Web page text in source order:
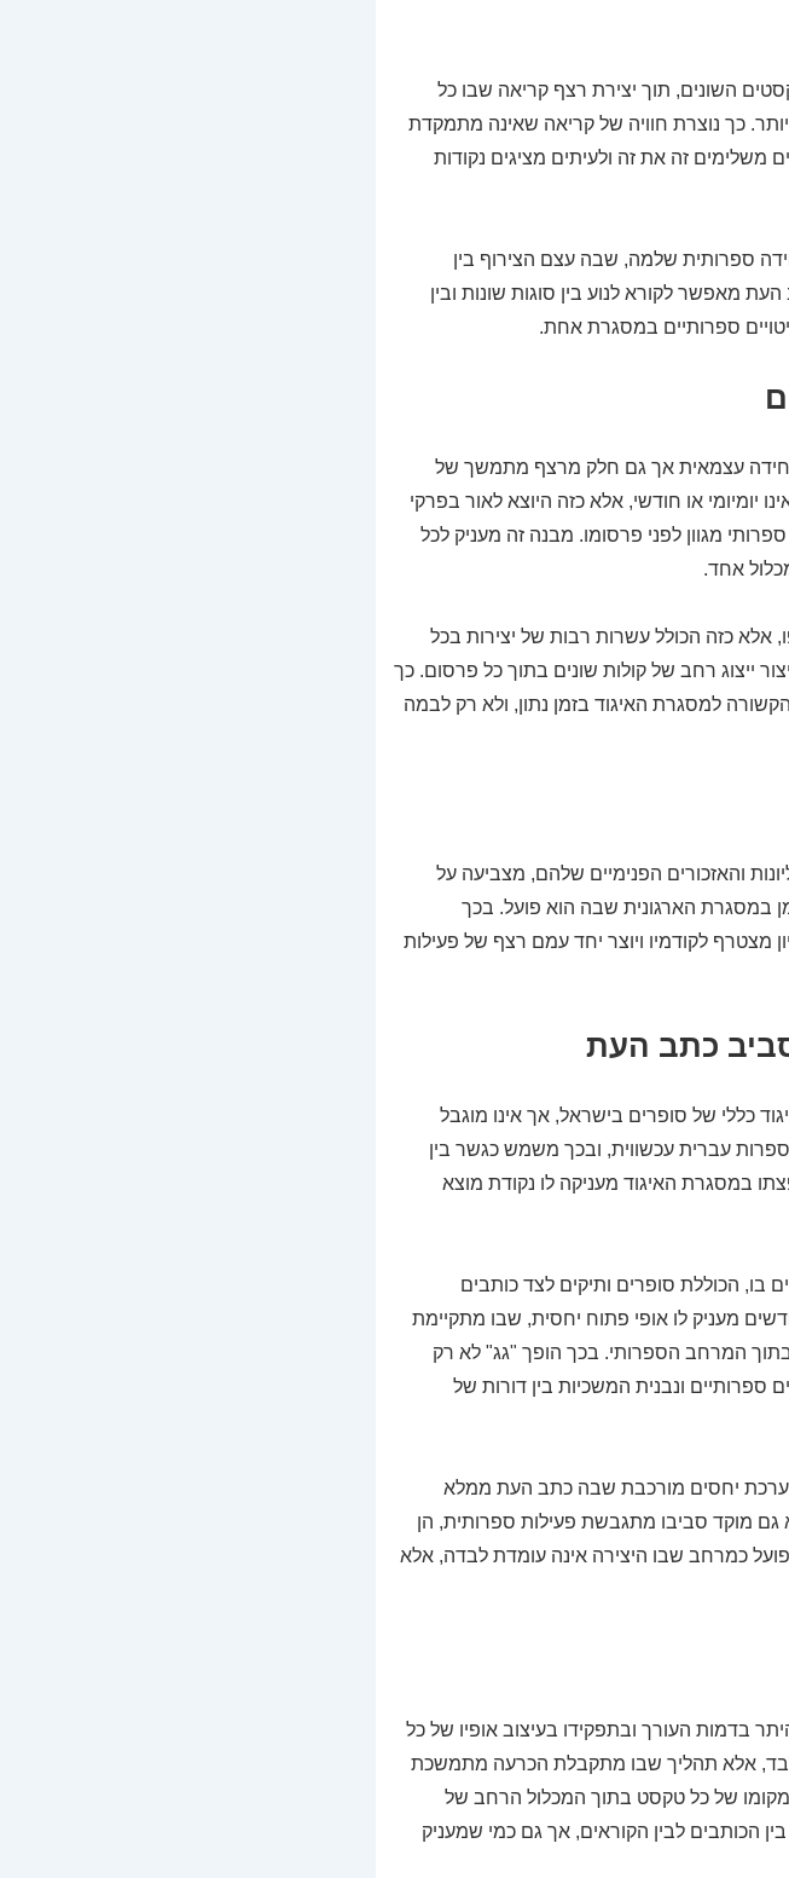
השונים, תוך יצירת רצף קריאה שבו כל
כך נוצרת חוויה של קריאה שאינה מתמקדת
זה את זה ולעיתים מציגים נקודות
ספרותית שלמה, שבה עצם הצירוף בין
מאפשר לקורא לנוע בין סוגות שונות ובין
ספרותיים במסגרת אחת.
יחידה עצמאית אך גם חלק מרצף מתמשך של
יומיומי או חודשי, אלא כזה היוצא לאור בפרקי
מגוון לפני פרסומו. מבנה זה מעניק לכל
אחד.
אלא כזה הכולל עשרות רבות של יצירות בכל
ייצוג רחב של קולות שונים בתוך כל פרסום. כך
למסגרת האיגוד בזמן נתון, ולא רק לבמה
והאזכורים הפנימיים שלהם, מצביעה על
במסגרת הארגונית שבה הוא פועל. בכך
לקודמיו ויוצר יחד עמם רצף של פעילות
כתב העת
כללי של סופרים בישראל, אך אינו מוגבל
עברית עכשווית, ובכך משמש כגשר בין
במסגרת האיגוד מעניקה לו נקודת מוצא
הכוללת סופרים ותיקים לצד כותבים
מעניק לו אופי פתוח יחסית, שבו מתקיימת
המרחב הספרותי. בכך הופך "גג" לא רק
ונבנית המשכיות בין דורות של
מערכת יחסים מורכבת שבה כתב העת ממלא
מוקד סביבו מתגבשת פעילות ספרותית, הן
פועל כמרחב שבו היצירה אינה עומדת לבדה, אלא
בדמות העורך ובתפקידו בעיצוב אופיו של כל
בלבד, אלא תהליך שבו מתקבלת הכרעה מתמשכת
של כל טקסט בתוך המכלול הרחב של
הכותבים לבין הקוראים, אך גם כמי שמעניק